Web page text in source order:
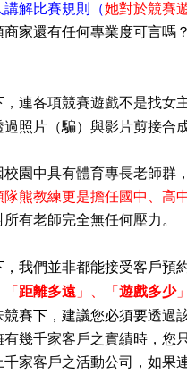
解比賽規則（她對於競賽
商家還有任何專業度可言嗎
連各項競賽遊戲不是找女
過照片 （騙） 與影片剪接合
校園中具有體育專長老師群
隊熊教練更是擔任國中 、高
有老師完全無任何壓力。
，我們並非都能接受客戶預
「距離多遠 」 「遊戲多少」
競賽下，建議您必須要透過
幾千家客戶之實績時，您
千家客戶之活動公司，如